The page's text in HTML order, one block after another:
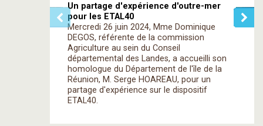
Un partage d'expérience d'outre-mer
pour les ETAL40
Mercredi 26 juin 2024, Mme Dominique
DEGOS, référente de la commission
Agriculture au sein du Conseil
départemental des Landes, a accueilli son
homologue du Département de l'île de la
Réunion, M. Serge HOAREAU, pour un
partage d'expérience sur le dispositif
ETAL40.